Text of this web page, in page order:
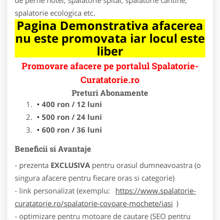
spalatorie ecologica etc.
Pagina Demonstrativa afacerea
nu este promovata iar locul este
liber
Promovare afacere pe portalul Spalatorie-
Curatatorie.ro
Preturi Abonamente
400 ron / 12 luni
500 ron / 24 luni
600 ron / 36 luni
Beneficii si Avantaje
- prezenta EXCLUSIVA pentru orasul dumneavoastra (o
singura afacere pentru fiecare oras si categorie)
- link personalizat (exemplu:
https://www.spalatorie-
curatatorie.ro/spalatorie-covoare-mochete/iasi )
- optimizare pentru motoare de cautare (SEO pentru